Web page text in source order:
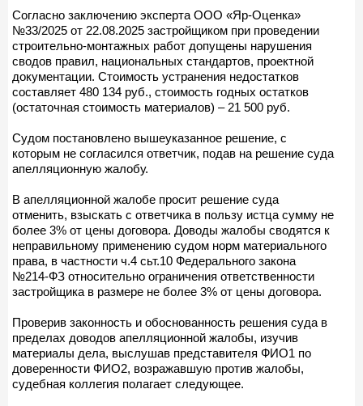
Согласно заключению эксперта ООО «Яр-Оценка»
№33/2025 от 22.08.2025 застройщиком при проведении
строительно-монтажных работ допущены нарушения
сводов правил, национальных стандартов, проектной
документации. Стоимость устранения недостатков
составляет 480 134 руб., стоимость годных остатков
(остаточная стоимость материалов) – 21 500 руб.
Судом постановлено вышеуказанное решение, с
которым не согласился ответчик, подав на решение суда
апелляционную жалобу.
В апелляционной жалобе просит решение суда
отменить, взыскать с ответчика в пользу истца сумму не
более 3% от цены договора. Доводы жалобы сводятся к
неправильному применению судом норм материального
права, в частности ч.4 сьт.10 Федерального закона
№214-ФЗ относительно ограничения ответственности
застройщика в размере не более 3% от цены договора.
Проверив законность и обоснованность решения суда в
пределах доводов апелляционной жалобы, изучив
материалы дела, выслушав представителя ФИО1 по
доверенности ФИО2, возражавшую против жалобы,
судебная коллегия полагает следующее.